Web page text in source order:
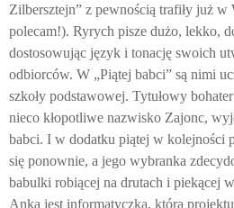
Zilbersztejn” z pewnością trafiły już w
polecam!). Ryrych pisze dużo, lekko,
dostosowując język i tonację swoich
odbiorców. W „Piątej babci” są nimi
szkoły podstawowej. Tytułowy
nieco kłopotliwe nazwisko Zajonc,
babci. I w dodatku piątej w kolejności
się ponownie, a jego wybranka
babulki robiącej na drutach i piekącej
Anka jest informatyczką, która